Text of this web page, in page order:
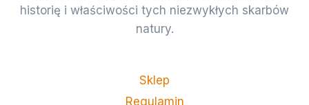
historię i właściwości tych niezwykłych skarbów
natury.
Sklep
Regulamin